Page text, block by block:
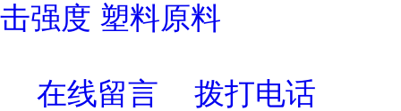
击强度 塑料原料
在线留言 拨打电话